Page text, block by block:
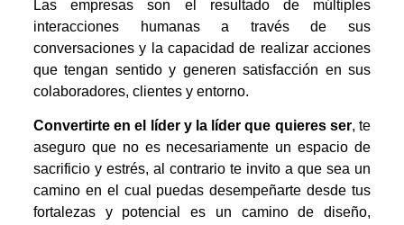
Las empresas son el resultado de múltiples
interacciones humanas a través de sus
conversaciones y la capacidad de realizar acciones
que tengan sentido y generen satisfacción en sus
colaboradores, clientes y entorno.
Convertirte en el líder y la líder que quieres ser, te
aseguro que no es necesariamente un espacio de
sacrificio y estrés, al contrario te invito a que sea un
camino en el cual puedas desempeñarte desde tus
fortalezas y potencial es un camino de diseño,